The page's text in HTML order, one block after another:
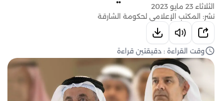
الثلاثاء 23 مايو 2023
نشر: المكتب الإعلامي لحكومة الشارقة
وقت القراءة : دقيقتين قراءة